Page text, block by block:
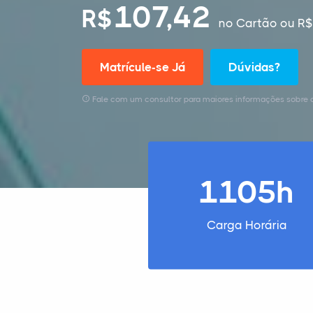
R$107,42 no Cartão ou
Matrícule-se Já Dúvidas?
Fale com um consultor para maiores informações
1105h
Carga Horária